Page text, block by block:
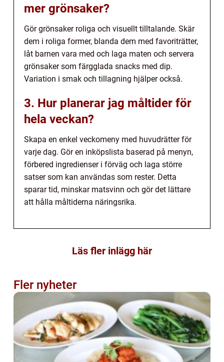
mer grönsaker?
Gör grönsaker roliga och visuellt tilltalande. Skär
dem i roliga former, blanda dem med favoriträtter,
låt barnen vara med och laga maten och servera
grönsaker som färgglada snacks med dip.
Variation i smak och tillagning hjälper också.
3. Hur planerar jag måltider för
hela veckan?
Skapa en enkel veckomeny med huvudrätter för
varje dag. Gör en inköpslista baserad på menyn,
förbered ingredienser i förväg och laga större
satser som kan användas som rester. Detta
sparar tid, minskar matsvinn och gör det lättare
att hålla måltiderna näringsrika.
Läs fler inlägg här
Fler nyheter